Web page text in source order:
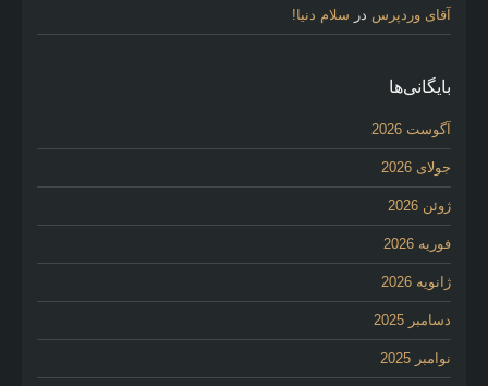
آقای وردپرس در سلام دنیا!
بایگانی‌ها
آگوست 2026
جولای 2026
ژوئن 2026
فوریه 2026
ژانویه 2026
دسامبر 2025
نوامبر 2025